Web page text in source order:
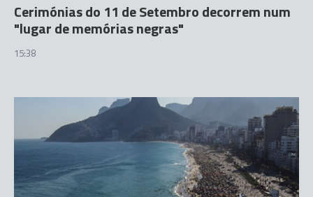
Cerimónias do 11 de Setembro decorrem num
"lugar de memórias negras"
15:38